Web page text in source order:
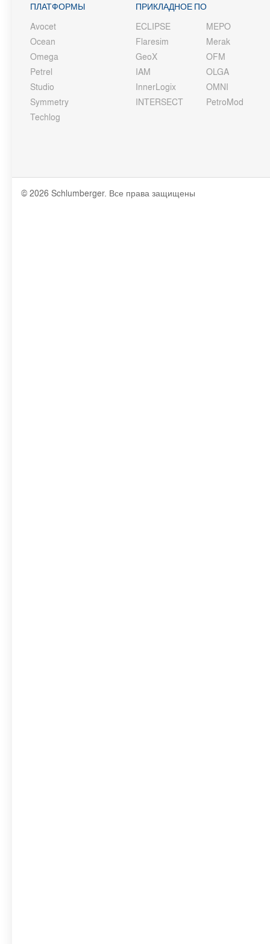
ПЛАТФОРМЫ
Avocet
Ocean
Omega
Petrel
Studio
Symmetry
Techlog
ПРИКЛАДНОЕ ПО
ECLIPSE
Flaresim
GeoX
IAM
InnerLogix
INTERSECT
MEPO
Merak
OFM
OLGA
OMNI
PetroMod
© 2026 Schlumberger. Все права защищены